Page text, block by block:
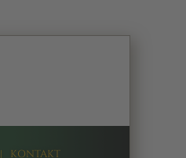
| KONTAKT